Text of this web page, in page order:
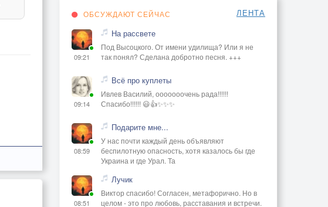
ОБСУЖДАЮТ СЕЙЧАС ЛЕНТА
09:21
На рассвете
Под Высоцкого. От имени удилища? Или я не
так понял? Сделана добротно песня. +++
09:14
Всё про куплеты
Ивлев Василий, ооооооочень рада!!!!!!
Спасибо!!!!!! 😃👍✨✨✨
08:59
Подарите мне...
У нас почти каждый день объявляют
беспилотную опасность, хотя казалось бы где
Украина и где Урал. Та
08:51
Лучик
Виктор спасибо! Согласен, метафорично. Но в
целом - это про любовь, расставания и встречи.